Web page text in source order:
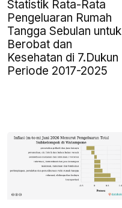
Statistik Rata-Rata
Pengeluaran Rumah
Tangga Sebulan untuk
Berobat dan
Kesehatan di 7.Dukun
Periode 2017-2025